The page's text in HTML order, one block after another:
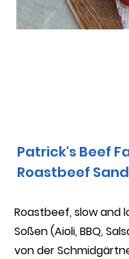
Patrick's Beef
Roastbeef
Roastbeef, slow and
Soßen (Aioli, BBQ,
von der